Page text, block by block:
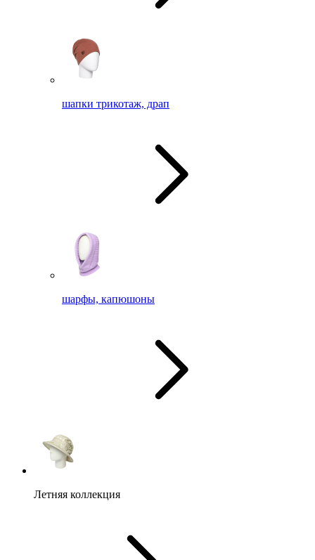
шапки трикотаж, драп
шарфы, капюшоны
Летняя коллекция